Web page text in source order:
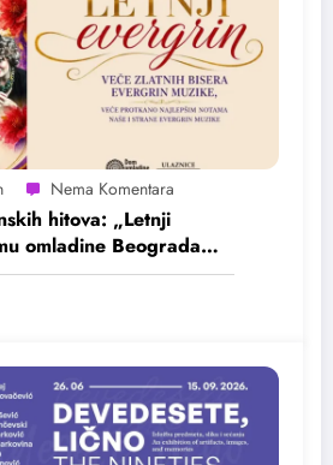
hitova: „Letnji
omladine Beograda